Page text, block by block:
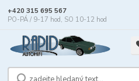
+420 315 695 567
PO-PÁ / 9-17 hod, SO 10-12 hod